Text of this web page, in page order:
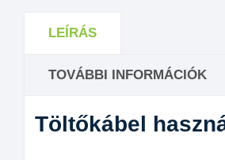
LEÍRÁS
TOVÁBBI INFORMÁCIÓK
Töltőkábel